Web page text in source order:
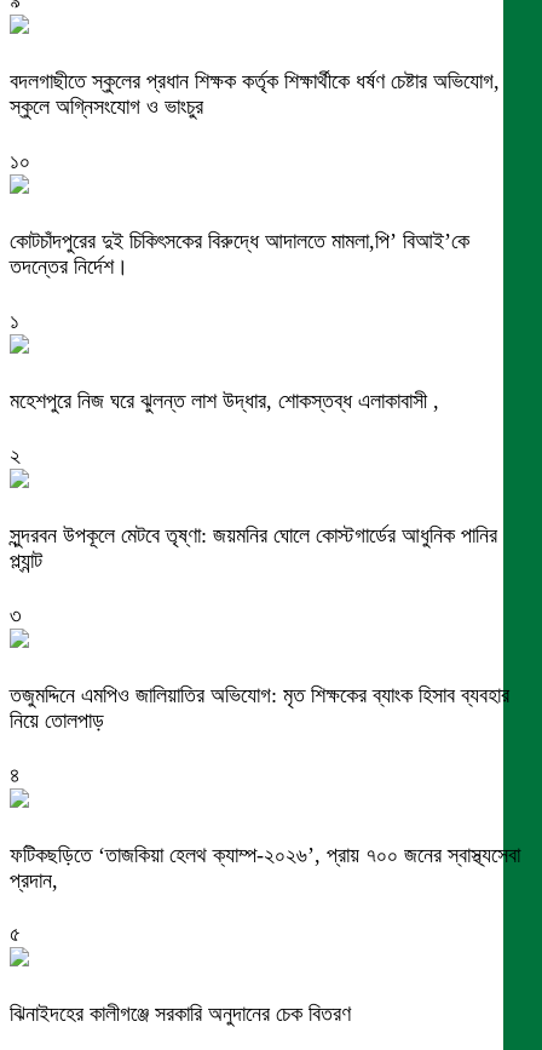
বদলগাছীতে স্কুলের প্রধান শিক্ষক কর্তৃক শিক্ষার্থীকে ধর্ষণ চেষ্টার অভিযোগ,
স্কুলে অগ্নিসংযোগ ও ভাংচুর
১০
কোটচাঁদপুরের দুই চিকিৎসকের বিরুদ্ধে আদালতে মামলা,পি’ বিআই’কে
তদন্তের নির্দেশ।
১
মহেশপুরে নিজ ঘরে ঝুলন্ত লাশ উদ্ধার, শোকস্তব্ধ এলাকাবাসী ,
২
সুন্দরবন উপকূলে মেটবে তৃষ্ণা: জয়মনির ঘোলে কোস্টগার্ডের আধুনিক পানির
প্ল্যান্ট
৩
তজুমদ্দিনে এমপিও জালিয়াতির অভিযোগ: মৃত শিক্ষকের ব্যাংক হিসাব ব্যবহার
নিয়ে তোলপাড়
৪
ফটিকছড়িতে ‘তাজকিয়া হেলথ ক্যাম্প-২০২৬’, প্রায় ৭০০ জনের স্বাস্থ্যসেবা
প্রদান,
৫
ঝিনাইদহের কালীগঞ্জে সরকারি অনুদানের চেক বিতরণ